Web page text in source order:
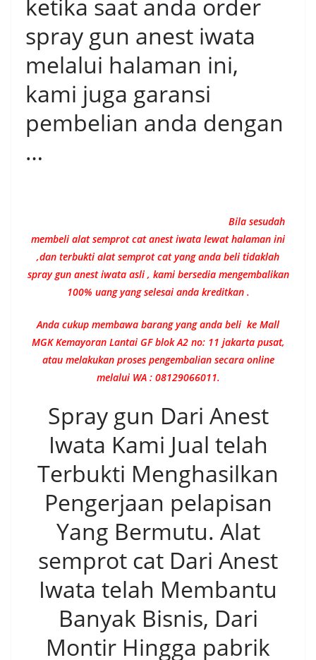
ketika saat anda order
spray gun anest iwata
melalui halaman ini,
kami juga garansi
pembelian anda dengan
…
Bila sesudah
membeli alat semprot cat anest iwata lewat halaman ini
,dan terbukti alat semprot cat yang anda beli tidaklah
spray gun anest iwata asli , kami bersedia mengembalikan
100% uang yang selesai anda kreditkan .
Anda cukup membawa barang yang anda beli ke Mall
MGK Kemayoran Lantai GF blok A2 no: 11 jakarta pusat,
atau melakukan proses pengembalian secara online
melalui WA : 08129066011.
Spray gun Dari Anest
Iwata Kami Jual telah
Terbukti Menghasilkan
Pengerjaan pelapisan
Yang Bermutu. Alat
semprot cat Dari Anest
Iwata telah Membantu
Banyak Bisnis, Dari
Montir Hingga pabrik